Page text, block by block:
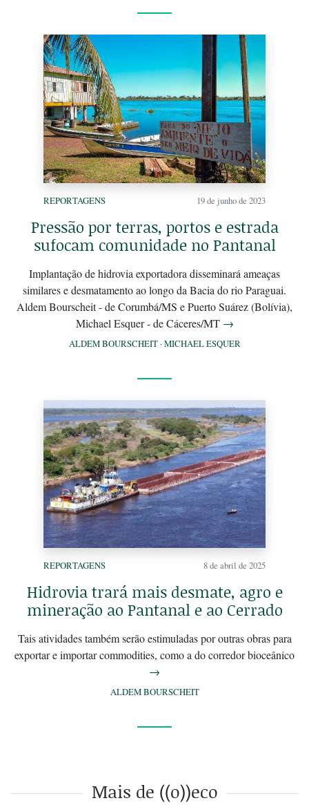
REPORTAGENS 19 de junho de 2023
Pressão por terras, portos e estrada
sufocam comunidade no Pantanal
Implantação de hidrovia exportadora disseminará ameaças
similares e desmatamento ao longo da Bacia do rio Paraguai.
Aldem Bourscheit - de Corumbá/MS e Puerto Suárez (Bolívia),
Michael Esquer - de Cáceres/MT →
ALDEM BOURSCHEIT·MICHAEL ESQUER
REPORTAGENS 8 de abril de 2025
Hidrovia trará mais desmate, agro e
mineração ao Pantanal e ao Cerrado
Tais atividades também serão estimuladas por outras obras para
exportar e importar commodities, como a do corredor bioceânico
→
ALDEM BOURSCHEIT
Mais de ((o))eco